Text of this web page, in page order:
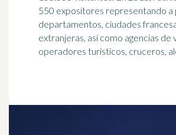
550 expositores representando a
departamentos, ciudades
extranjeras, así como agencias de
operadores turísticos, cruceros,